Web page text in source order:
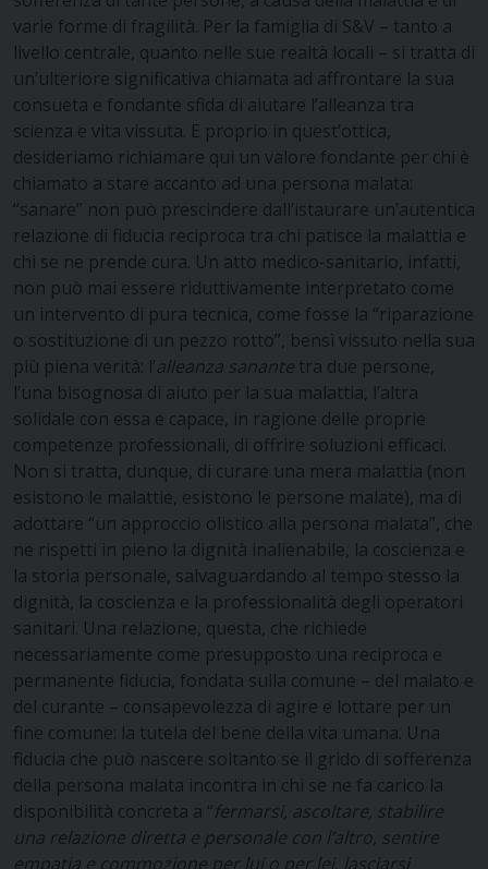
varie forme di fragilità. Per la famiglia di S&V – tanto a
livello centrale, quanto nelle sue realtà locali – si tratta di
un’ulteriore significativa chiamata ad affrontare la sua
consueta e fondante sfida di aiutare l’alleanza tra
scienza e vita vissuta. E proprio in quest’ottica,
desideriamo richiamare qui un valore fondante per chi è
chiamato a stare accanto ad una persona malata:
“sanare” non può prescindere dall’istaurare un’autentica
relazione di fiducia reciproca tra chi patisce la malattia e
chi se ne prende cura. Un atto medico-sanitario, infatti,
non può mai essere riduttivamente interpretato come
un intervento di pura tecnica, come fosse la “riparazione
o sostituzione di un pezzo rotto”, bensì vissuto nella sua
più piena verità: l’alleanza sanante tra due persone,
l’una bisognosa di aiuto per la sua malattia, l’altra
solidale con essa e capace, in ragione delle proprie
competenze professionali, di offrire soluzioni efficaci.
Non si tratta, dunque, di curare una mera malattia (non
esistono le malattie, esistono le persone malate), ma di
adottare “un approccio olistico alla persona malata”, che
ne rispetti in pieno la dignità inalienabile, la coscienza e
la storia personale, salvaguardando al tempo stesso la
dignità, la coscienza e la professionalità degli operatori
sanitari. Una relazione, questa, che richiede
necessariamente come presupposto una reciproca e
permanente fiducia, fondata sulla comune – del malato e
del curante – consapevolezza di agire e lottare per un
fine comune: la tutela del bene della vita umana. Una
fiducia che può nascere soltanto se il grido di sofferenza
della persona malata incontra in chi se ne fa carico la
disponibilità concreta a “fermarsi, ascoltare, stabilire
una relazione diretta e personale con l’altro, sentire
empatia e commozione per lui o per lei, lasciarsi